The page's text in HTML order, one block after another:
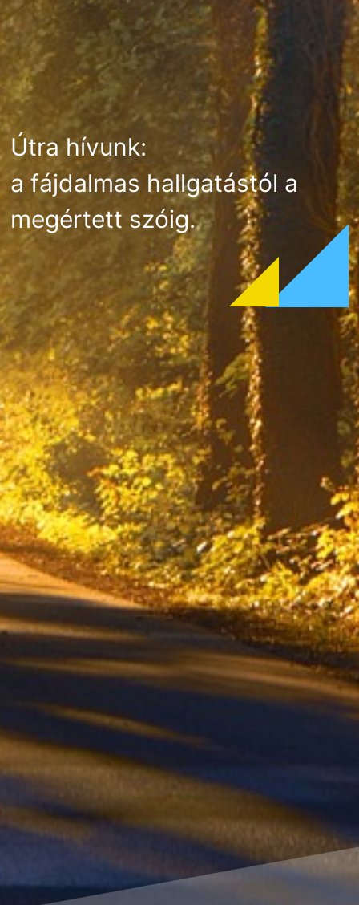
Útra hívunk:
a fájdalmas hallgatástól a
megértett szóig.